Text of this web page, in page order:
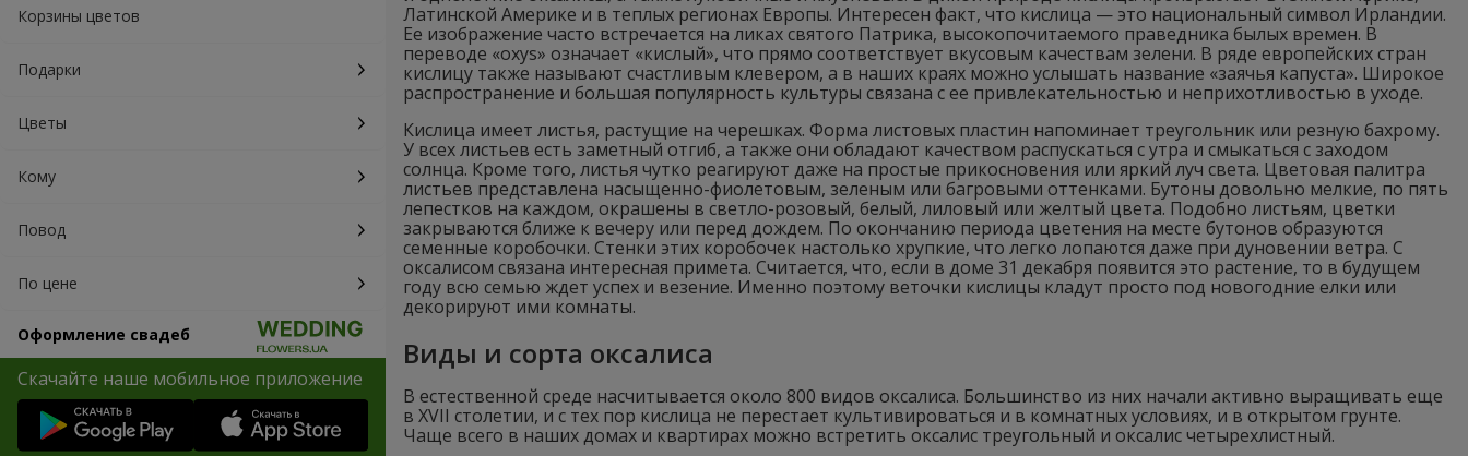
Корзины цветов
Подарки
Цветы
Кому
Повод
По цене
Оформление свадеб
Скачайте наше мобильное приложение
Латинской Америке и в теплых регионах Европы. Интересен факт, что кислица — это национальный символ Ирландии.
Ее изображение часто встречается на ликах святого Патрика, высокопочитаемого праведника былых времен. В
переводе «oxys» означает «кислый», что прямо соответствует вкусовым качествам зелени. В ряде европейских стран
кислицу также называют счастливым клевером, а в наших краях можно услышать название «заячья капуста». Широкое
распространение и большая популярность культуры связана с ее привлекательностью и неприхотливостью в уходе.
Кислица имеет листья, растущие на черешках. Форма листовых пластин напоминает треугольник или резную бахрому.
У всех листьев есть заметный отгиб, а также они обладают качеством распускаться с утра и смыкаться с заходом
солнца. Кроме того, листья чутко реагируют даже на простые прикосновения или яркий луч света. Цветовая палитра
листьев представлена насыщенно-фиолетовым, зеленым или багровыми оттенками. Бутоны довольно мелкие, по пять
лепестков на каждом, окрашены в светло-розовый, белый, лиловый или желтый цвета. Подобно листьям, цветки
закрываются ближе к вечеру или перед дождем. По окончанию периода цветения на месте бутонов образуются
семенные коробочки. Стенки этих коробочек настолько хрупкие, что легко лопаются даже при дуновении ветра. С
оксалисом связана интересная примета. Считается, что, если в доме 31 декабря появится это растение, то в будущем
году всю семью ждет успех и везение. Именно поэтому веточки кислицы кладут просто под новогодние елки или
декорируют ими комнаты.
Виды и сорта оксалиса
В естественной среде насчитывается около 800 видов оксалиса. Большинство из них начали активно выращивать еще
в XVII столетии, и с тех пор кислица не перестает культивироваться и в комнатных условиях, и в открытом грунте.
Чаще всего в наших домах и квартирах можно встретить оксалис треугольный и оксалис четырехлистный.